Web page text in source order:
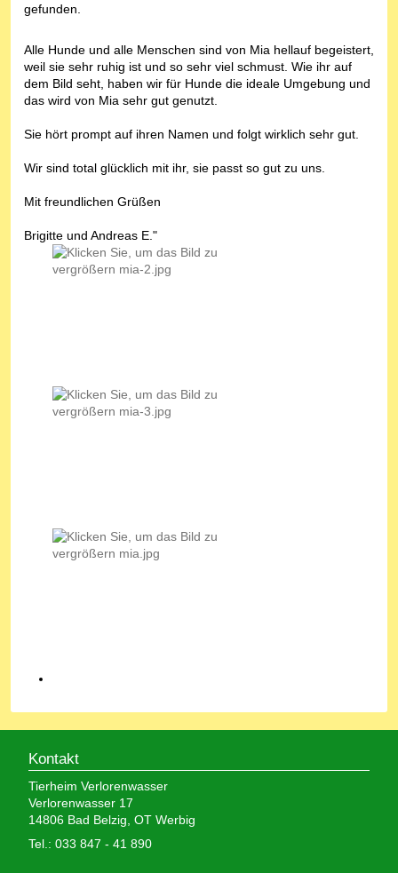
gefunden.
Alle Hunde und alle Menschen sind von Mia hellauf begeistert,
weil sie sehr ruhig ist und so sehr viel schmust. Wie ihr auf
dem Bild seht, haben wir für Hunde die ideale Umgebung und
das wird von Mia sehr gut genutzt.
Sie hört prompt auf ihren Namen und folgt wirklich sehr gut.
Wir sind total glücklich mit ihr, sie passt so gut zu uns.
Mit freundlichen Grüßen
Brigitte und Andreas E."
Kontakt
Tierheim Verlorenwasser
Verlorenwasser 17
14806 Bad Belzig, OT Werbig
Tel.: 033 847 - 41 890